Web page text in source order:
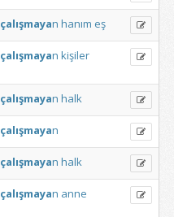
çalışmayan hanım eş
çalışmayan kişiler
çalışmayan halk
çalışmayan
çalışmayan halk
çalışmayan anne